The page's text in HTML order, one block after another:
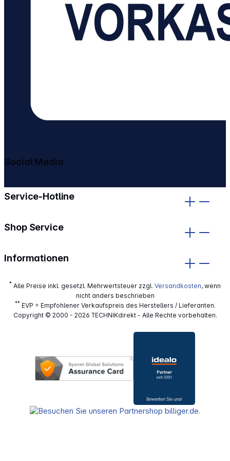
Service-Hotline
Shop Service
Informationen
Social Media
* Alle Preise inkl. gesetzl. Mehrwertsteuer zzgl. Versandkosten, wenn
nicht anders beschrieben
**EVP = Empfohlener Verkaufspreis des Herstellers / Lieferanten.
Copyright © 2000 - 2026 TECHNIKdirekt - Alle Rechte vorbehalten.